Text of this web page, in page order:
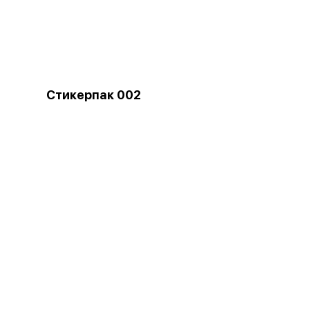
Стикерпак 002